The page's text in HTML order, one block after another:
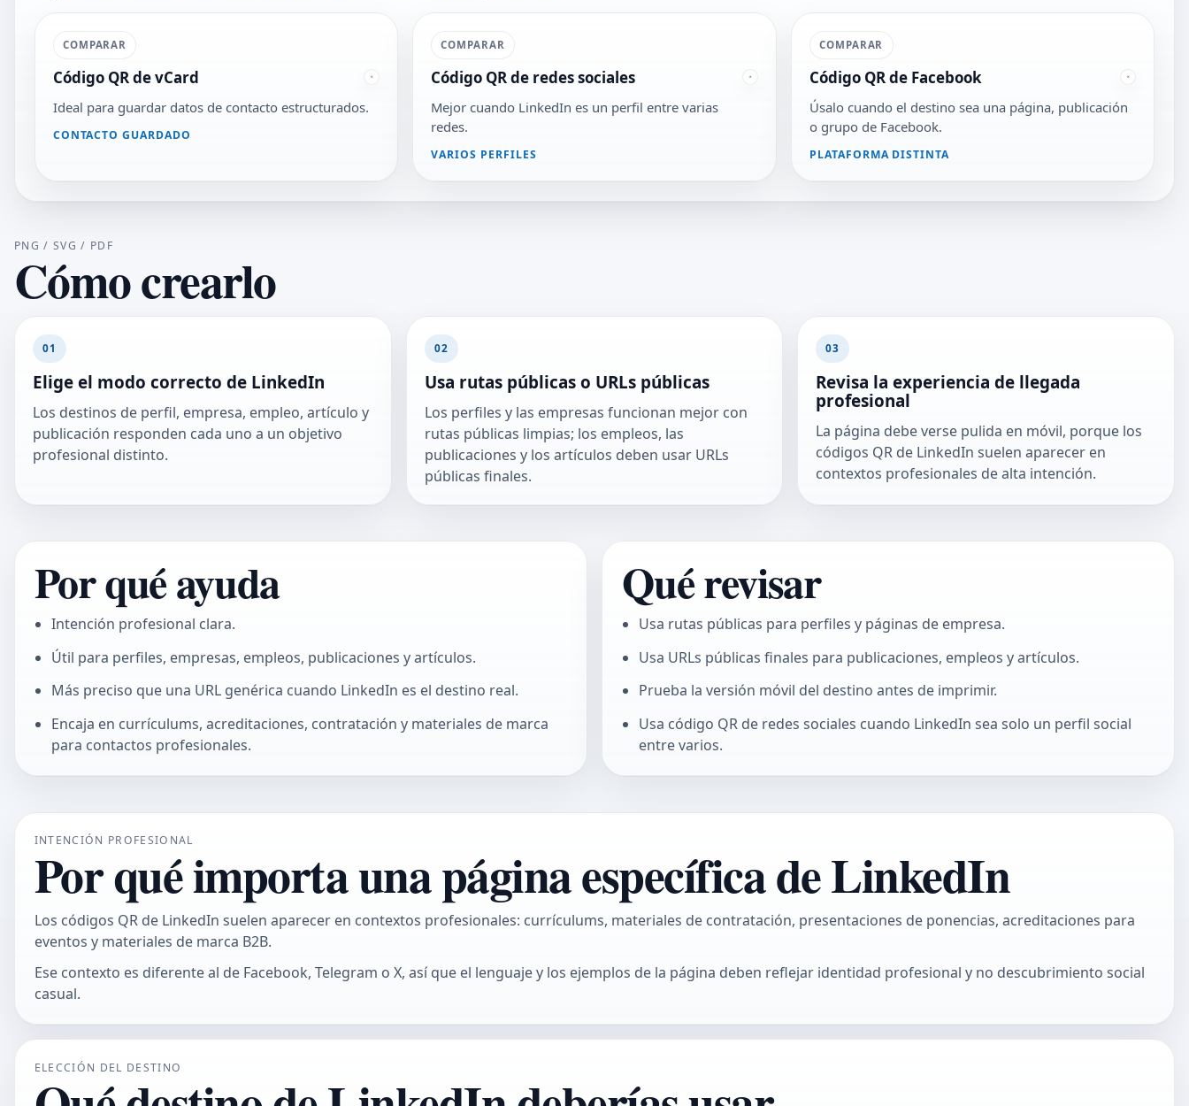
COMPARAR
Código QR de vCard
Ideal para guardar datos de contacto estructurados.
CONTACTO GUARDADO
COMPARAR
Código QR de redes sociales
Mejor cuando LinkedIn es un perfil entre varias
redes.
VARIOS PERFILES
COMPARAR
Código QR de Facebook
Úsalo cuando el destino sea una página, publicación
o grupo de Facebook.
PLATAFORMA DISTINTA
PNG / SVG / PDF
Cómo crearlo
01
Elige el modo correcto de LinkedIn
Los destinos de perfil, empresa, empleo, artículo y
publicación responden cada uno a un objetivo
profesional distinto.
02
Usa rutas públicas o URLs públicas
Los perfiles y las empresas funcionan mejor con
rutas públicas limpias; los empleos, las
publicaciones y los artículos deben usar URLs
públicas finales.
03
Revisa la experiencia de llegada
profesional
La página debe verse pulida en móvil, porque los
códigos QR de LinkedIn suelen aparecer en
contextos profesionales de alta intención.
Por qué ayuda
Intención profesional clara.
Útil para perfiles, empresas, empleos, publicaciones y artículos.
Más preciso que una URL genérica cuando LinkedIn es el destino real.
Encaja en currículums, acreditaciones, contratación y materiales de marca
para contactos profesionales.
Qué revisar
Usa rutas públicas para perfiles y páginas de empresa.
Usa URLs públicas finales para publicaciones, empleos y artículos.
Prueba la versión móvil del destino antes de imprimir.
Usa código QR de redes sociales cuando LinkedIn sea solo un perfil social
entre varios.
INTENCIÓN PROFESIONAL
Por qué importa una página específica de LinkedIn
Los códigos QR de LinkedIn suelen aparecer en contextos profesionales: currículums, materiales de contratación, presentaciones de ponencias, acreditaciones para
eventos y materiales de marca B2B.
Ese contexto es diferente al de Facebook, Telegram o X, así que el lenguaje y los ejemplos de la página deben reflejar identidad profesional y no descubrimiento social
casual.
ELECCIÓN DEL DESTINO